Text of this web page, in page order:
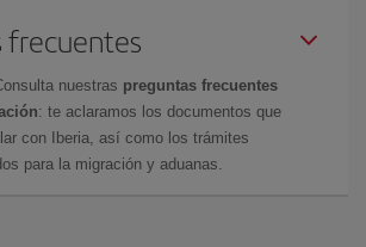
frecuentes
nuestras preguntas frecuentes
: te aclaramos los documentos que
con Iberia, así como los trámites
para la migración y aduanas.